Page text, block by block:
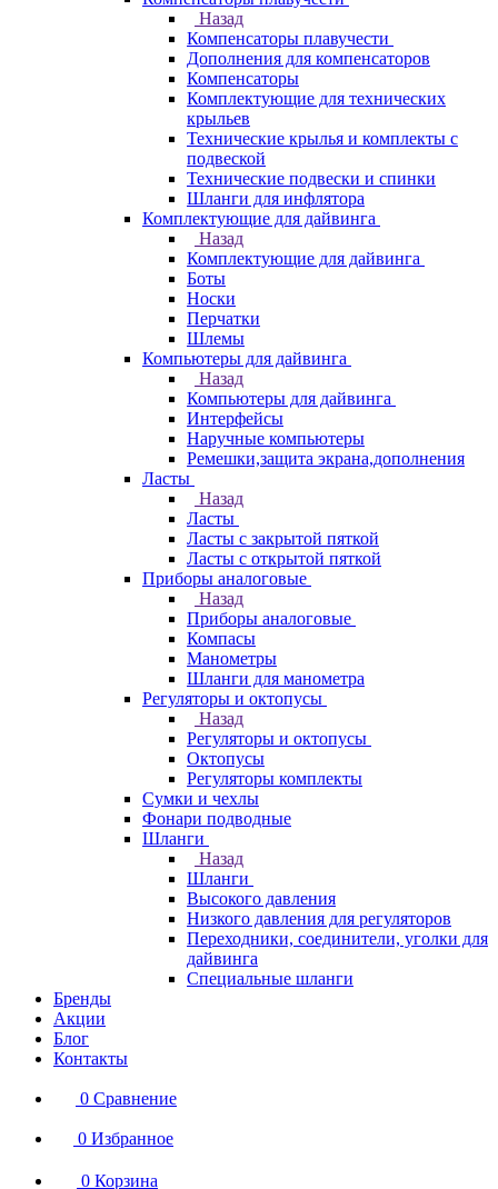
Назад
Компенсаторы плавучести
Дополнения для компенсаторов
Компенсаторы
Комплектующие для технических
крыльев
Технические крылья и комплекты с
подвеской
Технические подвески и спинки
Шланги для инфлятора
Комплектующие для дайвинга
Назад
Комплектующие для дайвинга
Боты
Носки
Перчатки
Шлемы
Компьютеры для дайвинга
Назад
Компьютеры для дайвинга
Интерфейсы
Наручные компьютеры
Ремешки,защита экрана,дополнения
Ласты
Назад
Ласты
Ласты с закрытой пяткой
Ласты с открытой пяткой
Приборы аналоговые
Назад
Приборы аналоговые
Компасы
Манометры
Шланги для манометра
Регуляторы и октопусы
Назад
Регуляторы и октопусы
Октопусы
Регуляторы комплекты
Сумки и чехлы
Фонари подводные
Шланги
Назад
Шланги
Высокого давления
Низкого давления для регуляторов
Переходники, соединители, уголки для
дайвинга
Специальные шланги
Бренды
Акции
Блог
Контакты
0 Сравнение
0 Избранное
0 Корзина